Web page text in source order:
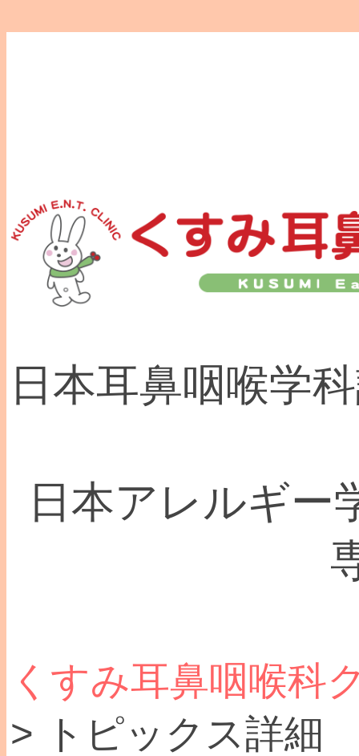
日本耳鼻咽喉学
日本アレルギー
くすみ耳鼻咽喉科
> トピックス詳細